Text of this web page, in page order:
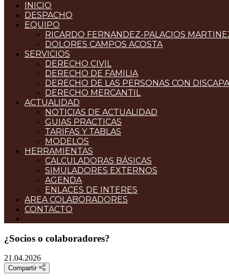
INICIO
DESPACHO
EQUIPO
RICARDO FERNANDEZ-PALACIOS
DOLORES CAMPOS ACOSTA
SERVICIOS
DERECHO CIVIL
DERECHO DE FAMILIA
DERECHO DE LAS PERSONAS CON
DERECHO MERCANTIL
ACTUALIDAD
NOTICIAS DE ACTUALIDAD
GUIAS PRACTICAS
TARIFAS Y TABLAS
MODELOS
HERRAMIENTAS
CALCULADORAS BÁSICAS
SIMULADORES EXTERNOS
AGENDA
ENLACES DE INTERES
AREA COLABORADORES
CONTACTO
¿Socios o colaboradores?
21.04.2026
Compartir